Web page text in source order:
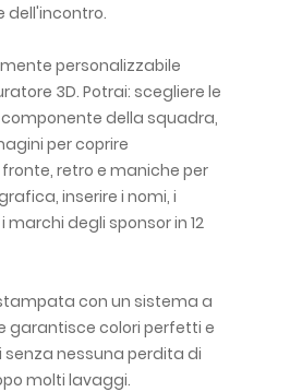
dell'incontro.
personalizzabile
3D. Potrai: scegliere le
della squadra,
per coprire
retro e maniche per
inserire i nomi, i
marchi degli sponsor in 12
con un sistema a
garantisce colori perfetti e
nessuna perdita di
molti lavaggi.